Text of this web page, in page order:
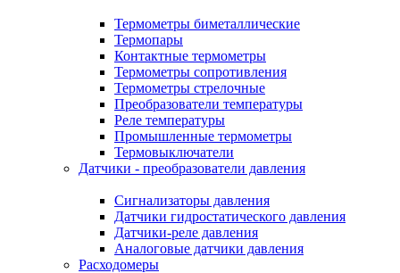
Термометры биметаллические
Термопары
Контактные термометры
Термометры сопротивления
Термометры стрелочные
Преобразователи температуры
Реле температуры
Промышленные термометры
Термовыключатели
Датчики - преобразователи давления
Сигнализаторы давления
Датчики гидростатического давления
Датчики-реле давления
Аналоговые датчики давления
Расходомеры